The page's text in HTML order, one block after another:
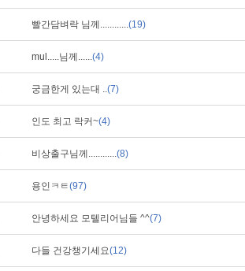
빨간담벼락 님께............(19)
mul.....님께......(4)
궁금한게 있는대 ..(7)
인도 최고 락커~(4)
비상출구님께............(8)
용인ㅋㅌ(97)
안녕하세요 모텔리어님들 ^^(7)
다들 건강챙기세요(12)